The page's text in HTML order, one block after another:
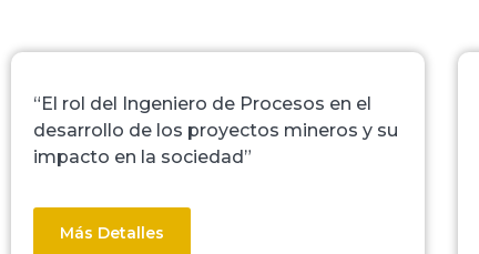
“El rol del Ingeniero de Procesos en el
desarrollo de los proyectos mineros y su
impacto en la sociedad”
Más Detalles